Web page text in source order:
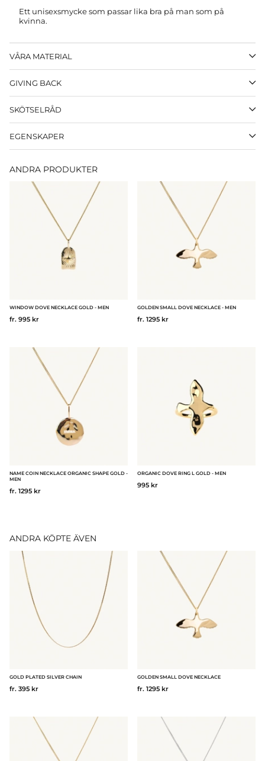
Ett unisexsmycke som passar lika bra på man som på
kvinna.
VÅRA MATERIAL
GIVING BACK
SKÖTSELRÅD
EGENSKAPER
ANDRA PRODUKTER
WINDOW DOVE NECKLACE GOLD - MEN
fr. 995 kr
GOLDEN SMALL DOVE NECKLACE - MEN
fr. 1295 kr
NAME COIN NECKLACE ORGANIC SHAPE GOLD -
MEN
fr. 1295 kr
ORGANIC DOVE RING L GOLD - MEN
995 kr
ANDRA KÖPTE ÄVEN
GOLD PLATED SILVER CHAIN
fr. 395 kr
GOLDEN SMALL DOVE NECKLACE
fr. 1295 kr